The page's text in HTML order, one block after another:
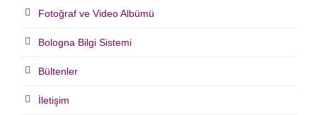
Fotoğraf ve Video Albümü
Bologna Bilgi Sistemi
Bültenler
İletişim